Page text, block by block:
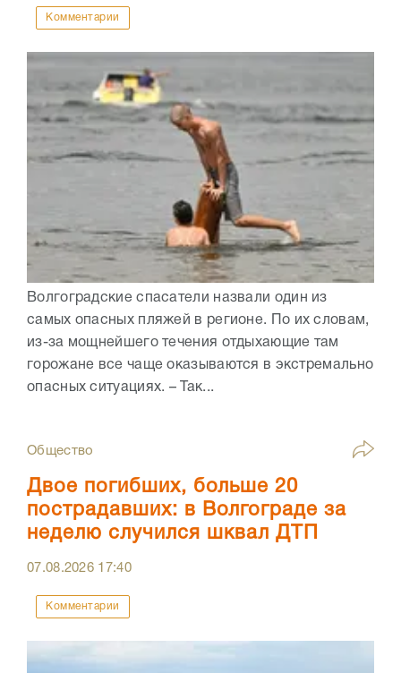
Комментарии
Волгоградские спасатели назвали один из
самых опасных пляжей в регионе. По их словам,
из-за мощнейшего течения отдыхающие там
горожане все чаще оказываются в экстремально
опасных ситуациях. – Так...
Общество
Двое погибших, больше 20
пострадавших: в Волгограде за
неделю случился шквал ДТП
07.08.2026 17:40
Комментарии